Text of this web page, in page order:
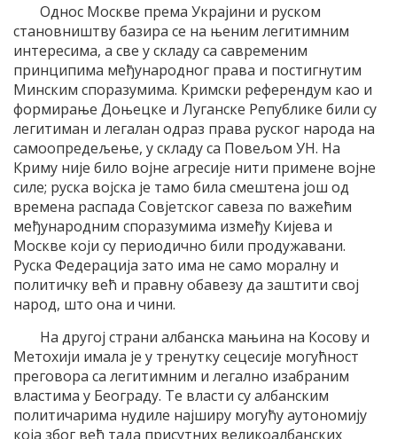
Однос Москве према Украјини и руском
становништву базира се на њеним легитимним
интересима, а све у складу са савременим
принципима међународног права и постигнутим
Минским споразумима. Кримски референдум као и
формирање Доњецке и Луганске Републике били су
легитиман и легалан одраз права руског народа на
самоопредељење, у складу са Повељом УН. На
Криму није било војне агресије нити примене војне
силе; руска војска је тамо била смештена још од
времена распада Совјетског савеза по важећим
међународним споразумима између Кијева и
Москве који су периодично били продужавани.
Руска Федерација зато има не само моралну и
политичку већ и правну обавезу да заштити свој
народ, што она и чини.
На другој страни албанска мањина на Косову и
Метохији имала је у тренутку сецесије могућност
преговора са легитимним и легално изабраним
властима у Београду. Те власти су албанским
политичарима нудиле најширу могућу аутономију
која због већ тада присутних великоалбанских